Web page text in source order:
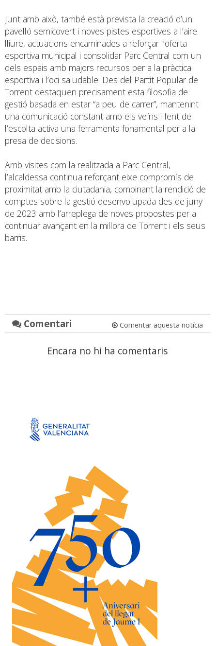
Junt amb això, també està prevista la creació d’un
pavelló semicovert i noves pistes esportives a l’aire
lliure, actuacions encaminades a reforçar l’oferta
esportiva municipal i consolidar Parc Central com un
dels espais amb majors recursos per a la pràctica
esportiva i l’oci saludable. Des del Partit Popular de
Torrent destaquen precisament esta filosofia de
gestió basada en estar “a peu de carrer”, mantenint
una comunicació constant amb els veïns i fent de
l’escolta activa una ferramenta fonamental per a la
presa de decisions.
Amb visites com la realitzada a Parc Central,
l’alcaldessa continua reforçant eixe compromís de
proximitat amb la ciutadania, combinant la rendició de
comptes sobre la gestió desenvolupada des de juny
de 2023 amb l’arreplega de noves propostes per a
continuar avançant en la millora de Torrent i els seus
barris.
Comentari Comentar aquesta notícia
Encara no hi ha comentaris